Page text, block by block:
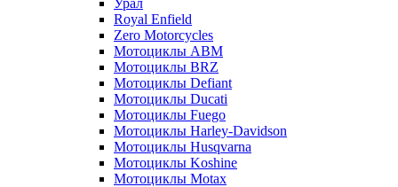
Урал
Royal Enfield
Zero Motorcycles
Мотоциклы ABM
Мотоциклы BRZ
Мотоциклы Defiant
Мотоциклы Ducati
Мотоциклы Fuego
Мотоциклы Harley-Davidson
Мотоциклы Husqvarna
Мотоциклы Koshine
Мотоциклы Motax